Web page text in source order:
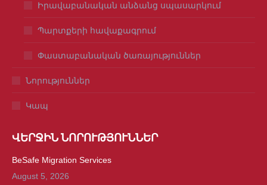
Իրավաբանական անձանց սպասարկում
Պարտքերի հավաքագրում
Փաստաբանական ծառայություններ
Նորություններ
Կապ
ՎԵՐՋԻՆ ՆՈՐՈՒԹՅՈՒՆՆԵՐ
BeSafe Migration Services
August 5, 2026